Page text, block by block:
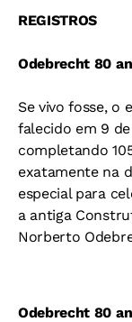
REGISTROS
Odebrecht 80
Se vivo fosse, o
falecido em 9
completando
exatamente na
especial para
a antiga
Norberto
Odebrecht 80